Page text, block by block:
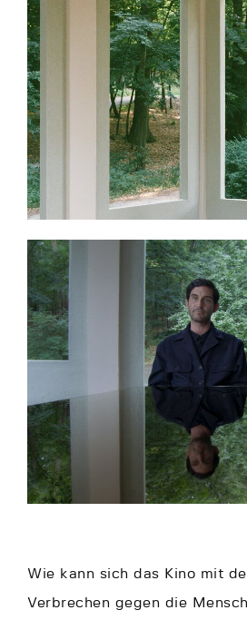
Wie kann sich das Kino mit
Verbrechen gegen die